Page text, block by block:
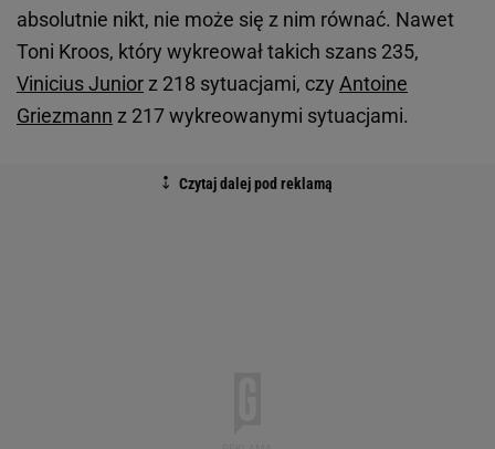
absolutnie nikt, nie może się z nim równać. Nawet
Toni Kroos, który wykreował takich szans 235,
Vinicius Junior z 218 sytuacjami, czy Antoine
Griezmann z 217 wykreowanymi sytuacjami.